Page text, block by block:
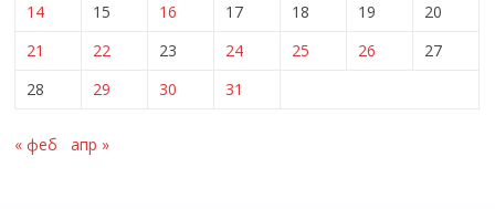
14
15 16 17 18 19
20
21
22 23 24 25 26
27
28
29 30 31
« феб апр »